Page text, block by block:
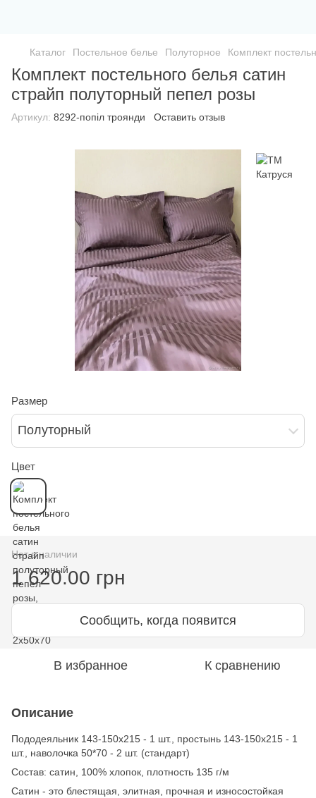
Каталог Постельное белье Полуторное Комплект
Комплект постельного белья сатин
страйп полуторный пепел розы
Артикул: 8292-попіл троянди Оставить отзыв
Размер
Полуторный
Цвет
Нет в наличии
1 620.00 грн
Сообщить, когда появится
В избранное К сравнению
Описание
Пододеяльник 143-150х215 - 1 шт., простынь 143-150х215 - 1
шт., наволочка 50*70 - 2 шт. (стандарт)
Состав: сатин, 100% хлопок, плотность 135 г/м
Сатин - это блестящая, элитная, прочная и износостойкая